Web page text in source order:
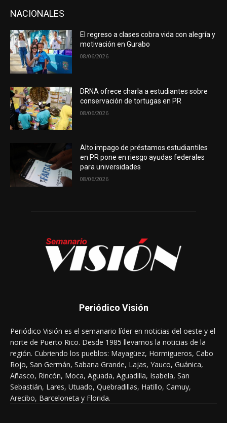
NACIONALES
El regreso a clases cobra vida con alegría y
motivación en Gurabo
08/06/2026
DRNA ofrece charla a estudiantes sobre
conservación de tortugas en PR
08/06/2026
Alto impago de préstamos estudiantiles
en PR pone en riesgo ayudas federales
para universidades
08/06/2026
Periódico Visión
Periódico Visión es el semanario líder en noticias del oeste y el
norte de Puerto Rico. Desde 1985 llevamos la noticias de la
región. Cubriendo los pueblos: Mayagüez, Hormigueros, Cabo
Rojo, San Germán, Sabana Grande, Lajas, Yauco, Guánica,
Añasco, Rincón, Moca, Aguada, Aguadilla, Isabela, San
Sebastián, Lares, Utuado, Quebradillas, Hatillo, Camuy,
Arecibo, Barceloneta y Florida.